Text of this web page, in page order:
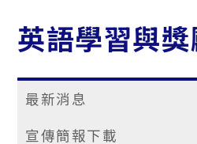
英語學習與獎
最新消息
宣傳簡報下載